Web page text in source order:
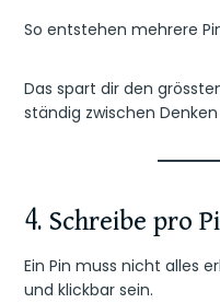
So entstehen mehrere
Das spart dir den
ständig zwischen
4. Schreibe pro
Ein Pin muss nicht alles
und klickbar sein.